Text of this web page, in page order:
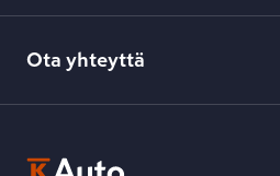
Saavutettavuus
Kesko-konsernin verkkoselailurekisteri
K-Ryhmän evästekäytännöt
Ota yhteyttä